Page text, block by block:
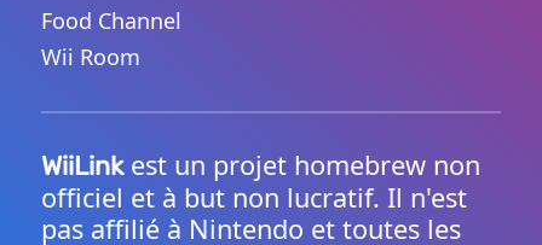
Food Channel
Wii Room
WiiLinkest un projet homebrew non
officiel et à but non lucratif. Il n'est
pas affilié à Nintendo et toutes les